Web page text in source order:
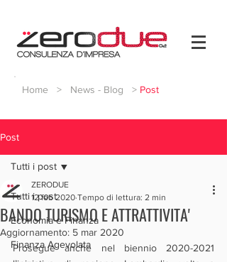
Home > News - Blog > Post
Post
Tutti i post
Economia e Finanza
Finanza Agevolata
Tutti i post
BANDO TURISMO E ATTRATTIVITA'
ZERODUE
12 feb 2020 Tempo di lettura: 2 min
Aggiornamento: 5 mar 2020
Prosegue anche nel biennio 2020-2021